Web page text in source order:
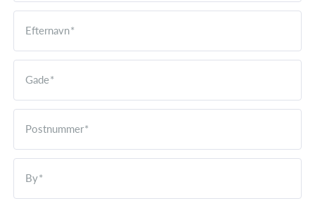
Efternavn
Gade
Postnummer
By